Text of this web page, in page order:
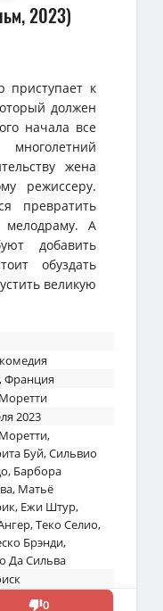
2023)
приступает к
должен
начала все
жена
режиссеру.
превратить
А
добавить
обуздать
великую
комедия
,Франция
2023
,
Буй,Сильвио
, Барбора
, Матьё
, Ежи Штур,
,Теко Селио,
Брэнди,
Да Сильва
0